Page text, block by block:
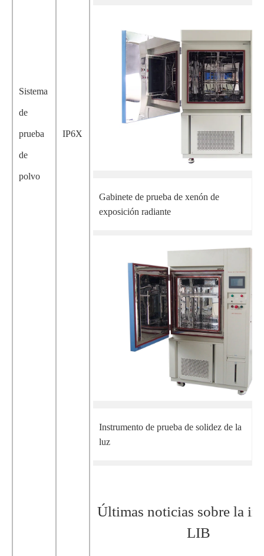
Sistema
de
prueba
de
polvo
IP6X
Gabinete de prueba de xenón de
exposición radiante
Instrumento de prueba de solidez de la
luz
Últimas noticias sobre la
LIB